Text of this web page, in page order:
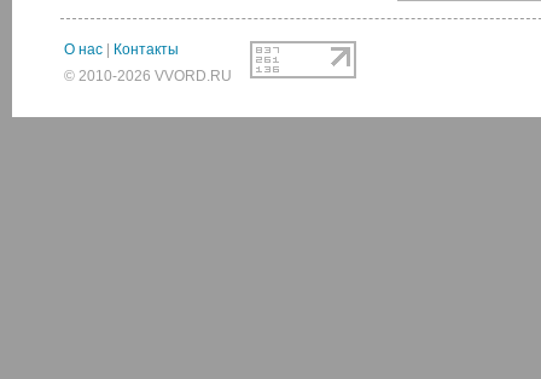
О нас
Контакты
© 2010-2026 VVORD.RU